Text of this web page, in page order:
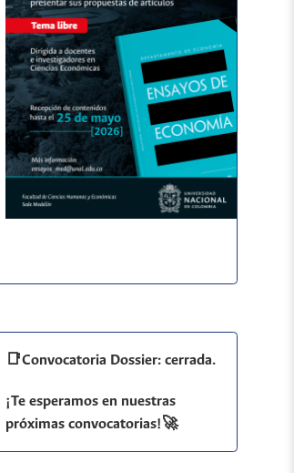
📑Convocatoria Dossier: cerrada.
¡Te esperamos en nuestras
próximas convocatorias!🚀